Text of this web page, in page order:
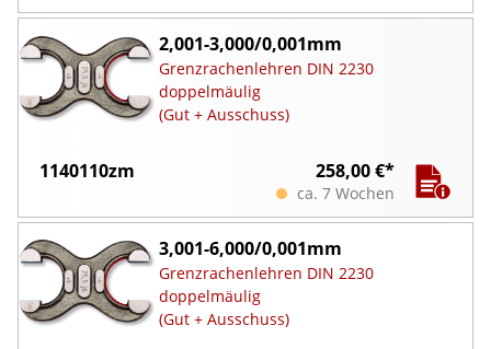
2,001-3,000/0,001mm
Grenzrachenlehren DIN 2230
doppelmäulig
(Gut + Ausschuss)
1140110zm 258,00 €*
ca. 7 Wochen
3,001-6,000/0,001mm
Grenzrachenlehren DIN 2230
doppelmäulig
(Gut + Ausschuss)